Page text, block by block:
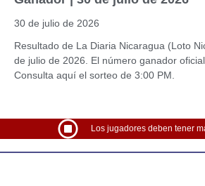
30 de julio de 2026
Resultado de La Diaria Nicaragua (Loto
de julio de 2026. El número ganador
Consulta aquí el sorteo de 3:00 PM.
Los jugadores deben tener